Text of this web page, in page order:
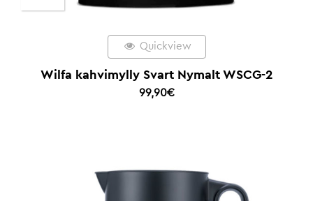
Quickview
Wilfa kahvimylly Svart Nymalt WSCG-2
99,90€